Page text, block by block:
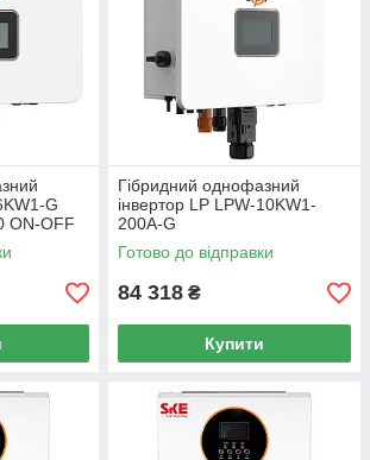
G
ON-OFF
Гібридний однофазний
інвертор LP LPW-10KW1-
200A-G
Готово до відправки
84 318 ₴
Купити